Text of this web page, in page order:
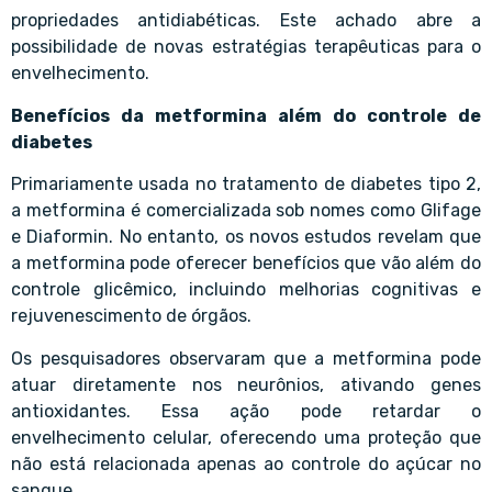
propriedades antidiabéticas. Este achado abre a
possibilidade de novas estratégias terapêuticas para o
envelhecimento.
Benefícios da metformina além do controle de
diabetes
Primariamente usada no tratamento de diabetes tipo 2,
a metformina é comercializada sob nomes como Glifage
e Diaformin. No entanto, os novos estudos revelam que
a metformina pode oferecer benefícios que vão além do
controle glicêmico, incluindo melhorias cognitivas e
rejuvenescimento de órgãos.
Os pesquisadores observaram que a metformina pode
atuar diretamente nos neurônios, ativando genes
antioxidantes. Essa ação pode retardar o
envelhecimento celular, oferecendo uma proteção que
não está relacionada apenas ao controle do açúcar no